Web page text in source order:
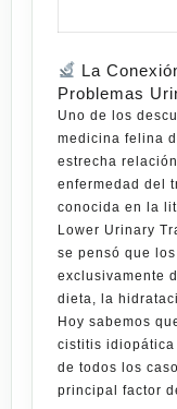
La
Problemas
Uno de los
medicina felina
estrecha
enfermedad del
conocida en la
Lower Urinary
se pensó que
exclusivamente
dieta, la
Hoy sabemos
cistitis idiopática
de todos los
principal factor